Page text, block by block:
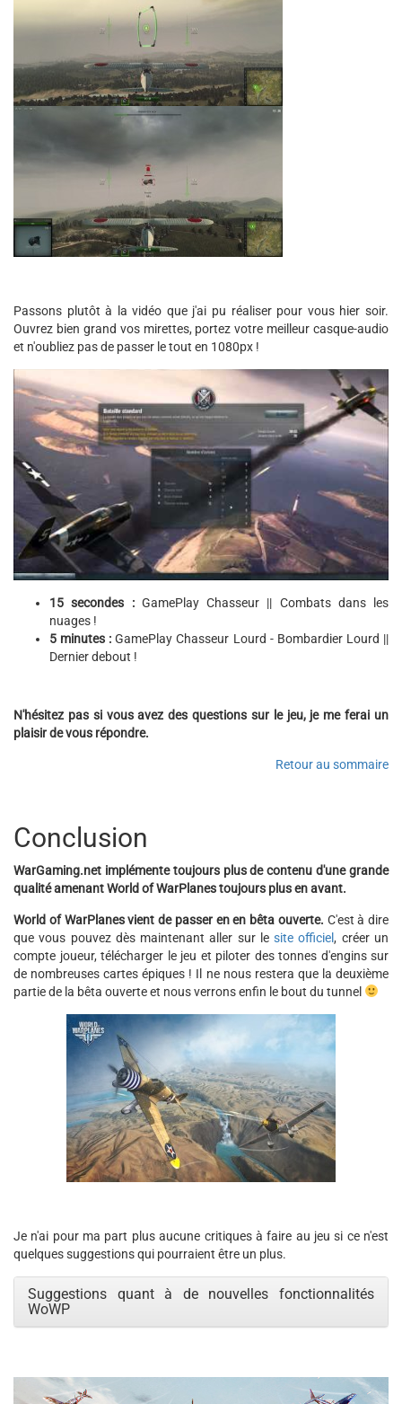
Passons plutôt à la vidéo que j'ai pu réaliser pour vous hier soir.
Ouvrez bien grand vos mirettes, portez votre meilleur casque-audio
et n'oubliez pas de passer le tout en 1080px !
15 secondes :GamePlay Chasseur || Combats dans les
nuages !
5 minutes : GamePlay Chasseur Lourd - Bombardier Lourd ||
Dernier debout !
N'hésitez pas si vous avez des questions sur le jeu, je me ferai un
plaisir de vous répondre.
Retour au sommaire
Conclusion
WarGaming.net implémente toujours plus de contenu d'une grande
qualité amenant World of WarPlanes toujours plus en avant.
World of WarPlanes vient de passer en en bêta ouverte. C'est à dire
que vous pouvez dès maintenant aller sur lesite officiel, créer un
compte joueur, télécharger le jeu et piloter des tonnes d'engins sur
de nombreuses cartes épiques ! Il ne nous restera que la deuxième
partie de la bêta ouverte et nous verrons enfin le bout du tunnel
Je n'ai pour ma part plus aucune critiques à faire au jeu si ce n'est
quelques suggestions qui pourraient être un plus.
Suggestions quant à de nouvelles fonctionnalités
WoWP